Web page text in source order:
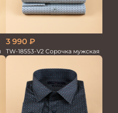
3 990 ₽
TW-18553-V2 Сорочка мужская